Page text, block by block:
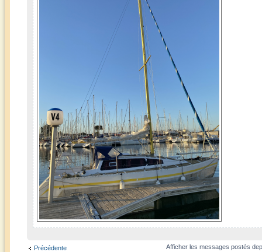
Précédente Afficher les messages postés